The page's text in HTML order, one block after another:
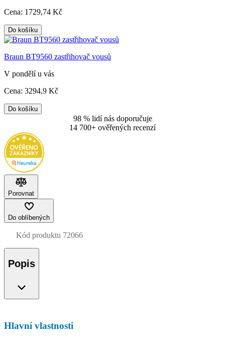
Cena: 1729,74 Kč
Do košíku
Braun BT9560 zastřihovač vousů
V pondělí u vás
Cena: 3294,9 Kč
Do košíku
98 % lidí nás doporučuje
14 700+ ověřených recenzí
Porovnat
Do oblíbených
Kód produktu 72066
Popis
Hlavní vlastnosti